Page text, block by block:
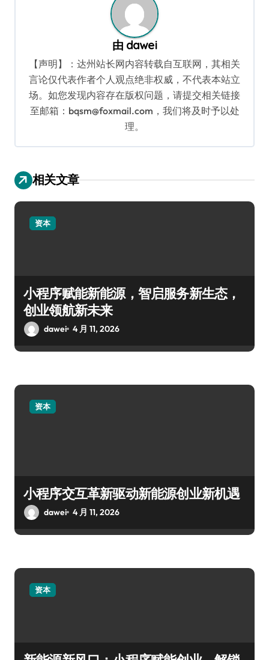
由 dawei
【声明】：达州站长网内容转载自互联网，其相关
言论仅代表作者个人观点绝非权威，不代表本站立
场。如您发现内容存在版权问题，请提交相关链接
至邮箱：bqsm@foxmail.com，我们将及时予以处
理。
相关文章
资本
小程序赋能新能源，智启服务新生态，
创业领航新未来
dawei 4 月 11, 2026
资本
小程序交互革新驱动新能源创业新机遇
dawei 4 月 11, 2026
资本